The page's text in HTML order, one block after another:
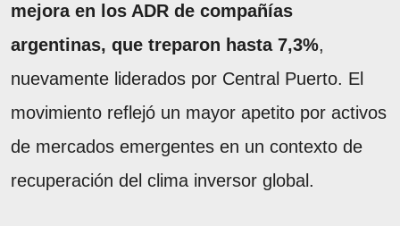
mejora en los ADR de compañías
argentinas, que treparon hasta 7,3%,
nuevamente liderados por Central Puerto. El
movimiento reflejó un mayor apetito por activos
de mercados emergentes en un contexto de
recuperación del clima inversor global.